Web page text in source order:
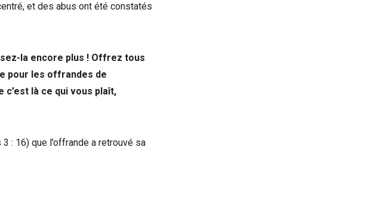
et des abus ont été constatés
la encore plus ! Offrez tous
pour les offrandes de
là ce qui vous plaît,
: 16) que l’offrande a retrouvé sa